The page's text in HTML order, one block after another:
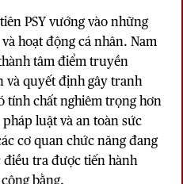
PSY vướng vào những
hoạt động cá nhân. Nam
tâm điểm truyền
và quyết định gây tranh
tính chất nghiêm trọng hơn
luật và an toàn sức
cơ quan chức năng đang
tra được tiến hành
bằng.